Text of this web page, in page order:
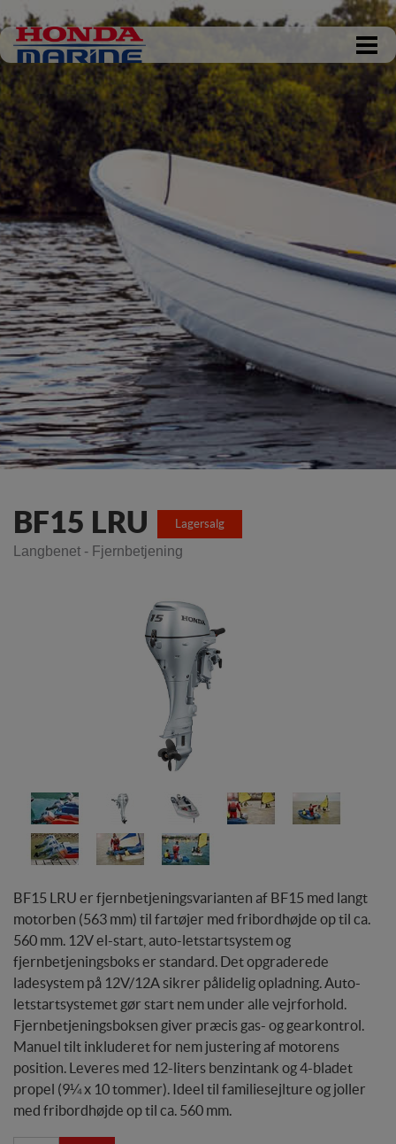
DKK 0,00
Gå til kassen
Tøm kurv
BF15 LRU Lagersalg
Langbenet - Fjernbetjening
BF15 LRU er fjernbetjeningsvarianten af BF15 med langt
motorben (563 mm) til fartøjer med fribordhøjde op til ca.
560 mm. 12V el-start, auto-letstartsystem og
fjernbetjeningsboks er standard. Det opgraderede
ladesystem på 12V/12A sikrer pålidelig opladning. Auto-
letstartsystemet gør start nem under alle vejrforhold.
Fjernbetjeningsboksen giver præcis gas- og gearkontrol.
Manuel tilt inkluderet for nem justering af motorens
position. Leveres med 12-liters benzintank og 4-bladet
propel (9¼ x 10 tommer). Ideel til familiesejlture og joller
med fribordhøjde op til ca. 560 mm.